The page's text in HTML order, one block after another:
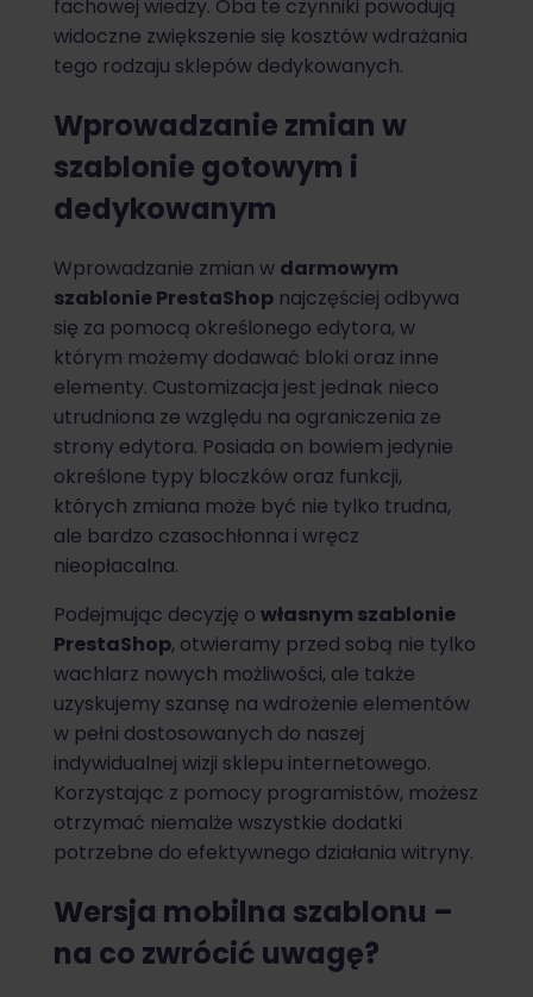
fachowej wiedzy. Oba te czynniki powodują
widoczne zwiększenie się kosztów wdrażania
tego rodzaju sklepów dedykowanych.
Wprowadzanie zmian w
szablonie gotowym i
dedykowanym
Wprowadzanie zmian w darmowym
szablonie PrestaShop najczęściej odbywa
się za pomocą określonego edytora, w
którym możemy dodawać bloki oraz inne
elementy. Customizacja jest jednak nieco
utrudniona ze względu na ograniczenia ze
strony edytora. Posiada on bowiem jedynie
określone typy bloczków oraz funkcji,
których zmiana może być nie tylko trudna,
ale bardzo czasochłonna i wręcz
nieopłacalna.
Podejmując decyzję o własnym szablonie
PrestaShop, otwieramy przed sobą nie tylko
wachlarz nowych możliwości, ale także
uzyskujemy szansę na wdrożenie elementów
w pełni dostosowanych do naszej
indywidualnej wizji sklepu internetowego.
Korzystając z pomocy programistów, możesz
otrzymać niemalże wszystkie dodatki
potrzebne do efektywnego działania witryny.
Wersja mobilna szablonu –
na co zwrócić uwagę?